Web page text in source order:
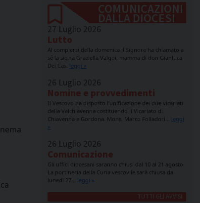
COMUNICAZIONI
DALLA DIOCESI
27 Luglio 2026
Lutto
Al compiersi della domenica il Signore ha chiamato a
sé la sig.ra Graziella Valgoi, mamma di don Gianluca
Dei Cas. leggi »
26 Luglio 2026
Nomine e provvedimenti
Il Vescovo ha disposto l’unificazione dei due vicariati
della Valchiavenna costituendo il Vicariato di
Chiavenna e Gordona. Mons. Marco Folladori… leggi
»
26 Luglio 2026
Comunicazione
Gli uffici diocesani saranno chiusi dal 10 al 21 agosto.
La portineria della Curia vescovile sarà chiusa da
lunedì 27… leggi »
TUTTI GLI AVVISI